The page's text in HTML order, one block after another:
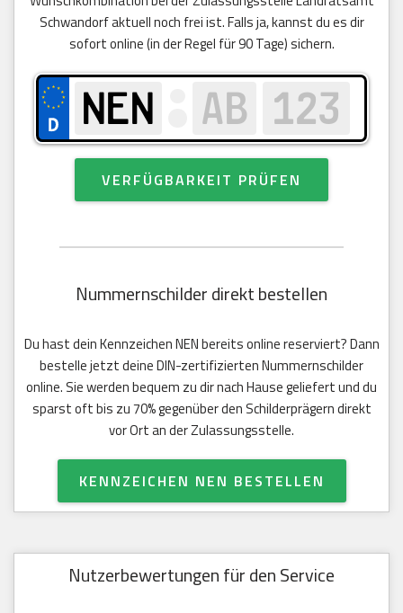
Schwandorf aktuell noch frei ist. Falls ja, kannst du es dir
sofort online (in der Regel für 90 Tage) sichern.
VERFÜGBARKEIT PRÜFEN
Nummernschilder direkt bestellen
Du hast dein Kennzeichen NEN bereits online reserviert? Dann
bestelle jetzt deine DIN-zertifizierten Nummernschilder
online. Sie werden bequem zu dir nach Hause geliefert und du
sparst oft bis zu 70% gegenüber den Schilderprägern direkt
vor Ort an der Zulassungsstelle.
KENNZEICHEN NEN BESTELLEN
Nutzerbewertungen für den Service